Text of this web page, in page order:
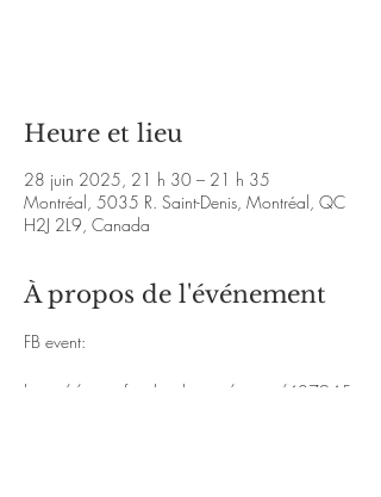
Heure et lieu
28 juin 2025, 21 h 30 – 21 h 35
Montréal, 5035 R. Saint-Denis, Montréal, QC
H2J 2L9, Canada
À propos de l'événement
FB event:
https://www.facebook.com/events/407945